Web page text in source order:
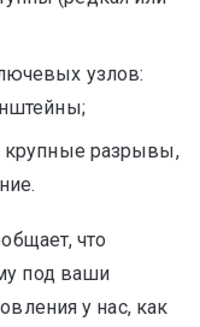
узлов:
крупные разрывы,
что
под ваши
у нас, как